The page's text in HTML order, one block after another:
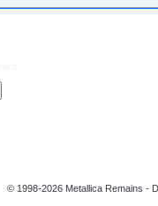
© 1998-2026 Metallica Remains -